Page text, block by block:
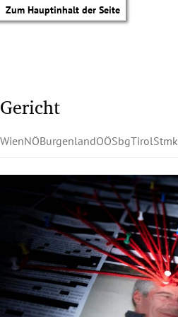
Zum Hauptinhalt der Seite
Untermenü
Gericht
WienNÖBurgenlandOÖSbgTirolStmk